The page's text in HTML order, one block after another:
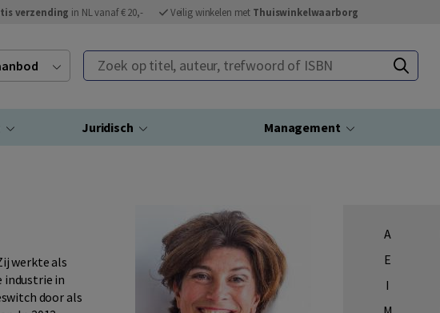
verzending in NL vanaf € 20,- Veilig winkelen met Thuiswinkelwaarborg
Zoek op titel, auteur, trefwoord of ISBN
Juridisch Management
werkte als
industrie in
door als
A
E
I